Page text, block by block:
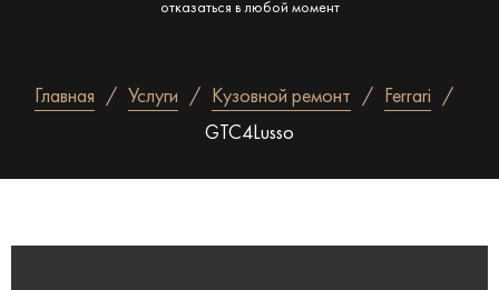
отказаться в любой момент
Главная Услуги Кузовной ремонт
Ferrari
GTC4Lusso